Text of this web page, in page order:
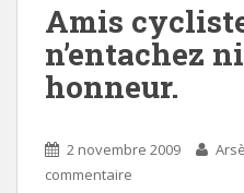
Amis
n’entachez
honneur.
2 novembre 2009
commentaire